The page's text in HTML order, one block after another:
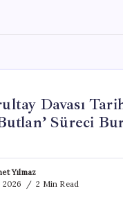
Davası
Süreci
Yılmaz
2026
2 Min Read